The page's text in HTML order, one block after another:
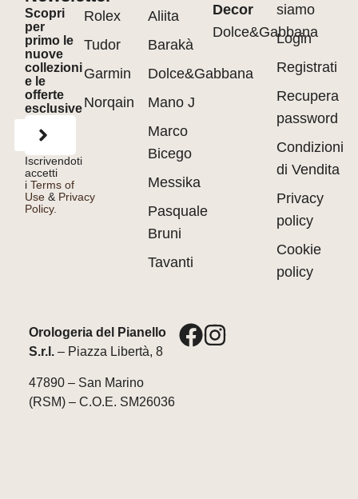
Scopri
per
primo le
nuove
collezioni
e le
offerte
esclusive
Iscrivendoti
accetti
iTerms of
Use & Privacy
Policy.
Rolex
Tudor
Garmin
Norqain
Aliita
Barakà
Dolce&Gabbana
Mano J
Marco
Bicego
Messika
Pasquale
Bruni
Tavanti
Decor
Dolce&Gabbana
siamo
Login
Registrati
Recupera
password
Condizioni
di Vendita
Privacy
policy
Cookie
policy
Orologeria del Pianello
S.r.l.– Piazza Libertà, 8
47890 – San Marino
(RSM) – C.O.E. SM26036